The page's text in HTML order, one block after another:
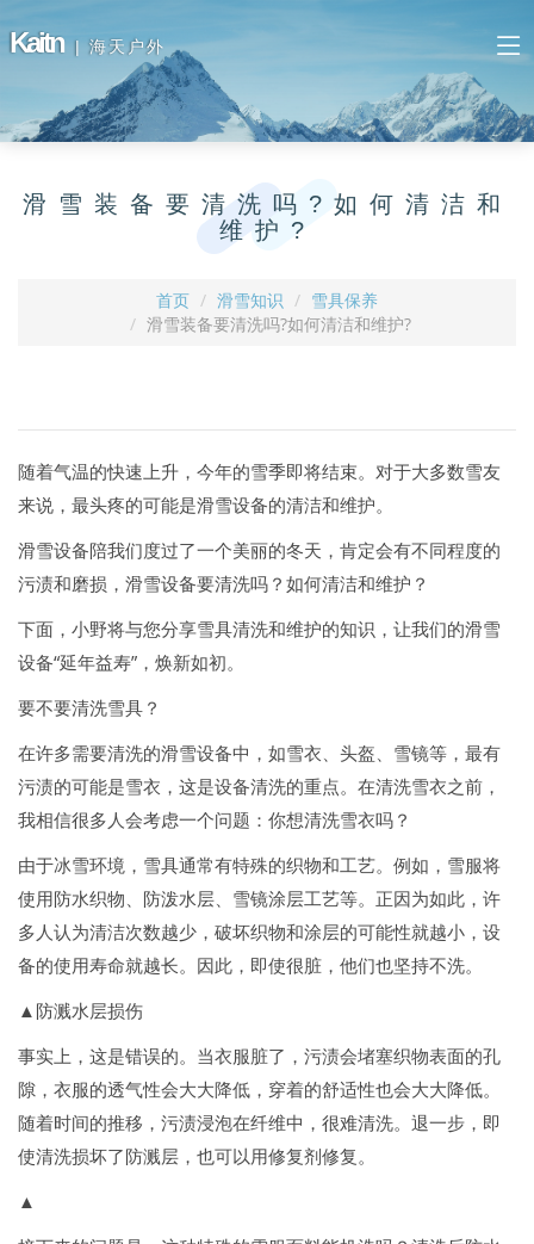
Kaitn | 海天户外
滑雪装备要清洗吗?如何清洁和
维护?
首页 滑雪知识
雪具保养
滑雪装备要清洗吗?如何清洁和维护?
随着气温的快速上升，今年的雪季即将结束。对于大多数雪友
来说，最头疼的可能是滑雪设备的清洁和维护。
滑雪设备陪我们度过了一个美丽的冬天，肯定会有不同程度的
污渍和磨损，滑雪设备要清洗吗？如何清洁和维护？
下面，小野将与您分享雪具清洗和维护的知识，让我们的滑雪
设备“延年益寿”，焕新如初。
要不要清洗雪具？
在许多需要清洗的滑雪设备中，如雪衣、头盔、雪镜等，最有
污渍的可能是雪衣，这是设备清洗的重点。在清洗雪衣之前，
我相信很多人会考虑一个问题：你想清洗雪衣吗？
由于冰雪环境，雪具通常有特殊的织物和工艺。例如，雪服将
使用防水织物、防泼水层、雪镜涂层工艺等。正因为如此，许
多人认为清洁次数越少，破坏织物和涂层的可能性就越小，设
备的使用寿命就越长。因此，即使很脏，他们也坚持不洗。
▲防溅水层损伤
事实上，这是错误的。当衣服脏了，污渍会堵塞织物表面的孔
隙，衣服的透气性会大大降低，穿着的舒适性也会大大降低。
随着时间的推移，污渍浸泡在纤维中，很难清洗。退一步，即
使清洗损坏了防溅层，也可以用修复剂修复。
▲